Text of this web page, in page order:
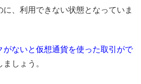
に、利用できない状態となっていま
がないと仮想通貨を使った取引がで
しょう。